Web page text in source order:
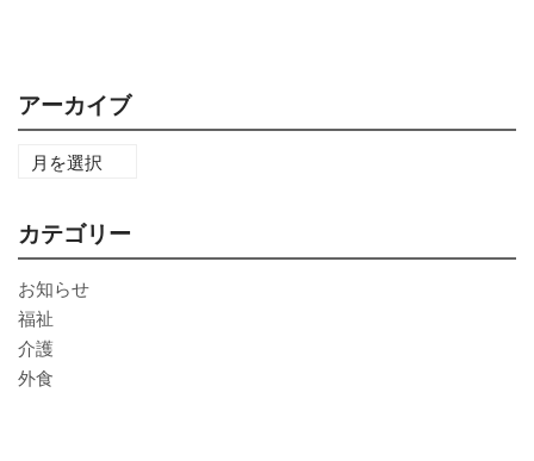
アーカイブ
カテゴリー
お知らせ
福祉
介護
外食